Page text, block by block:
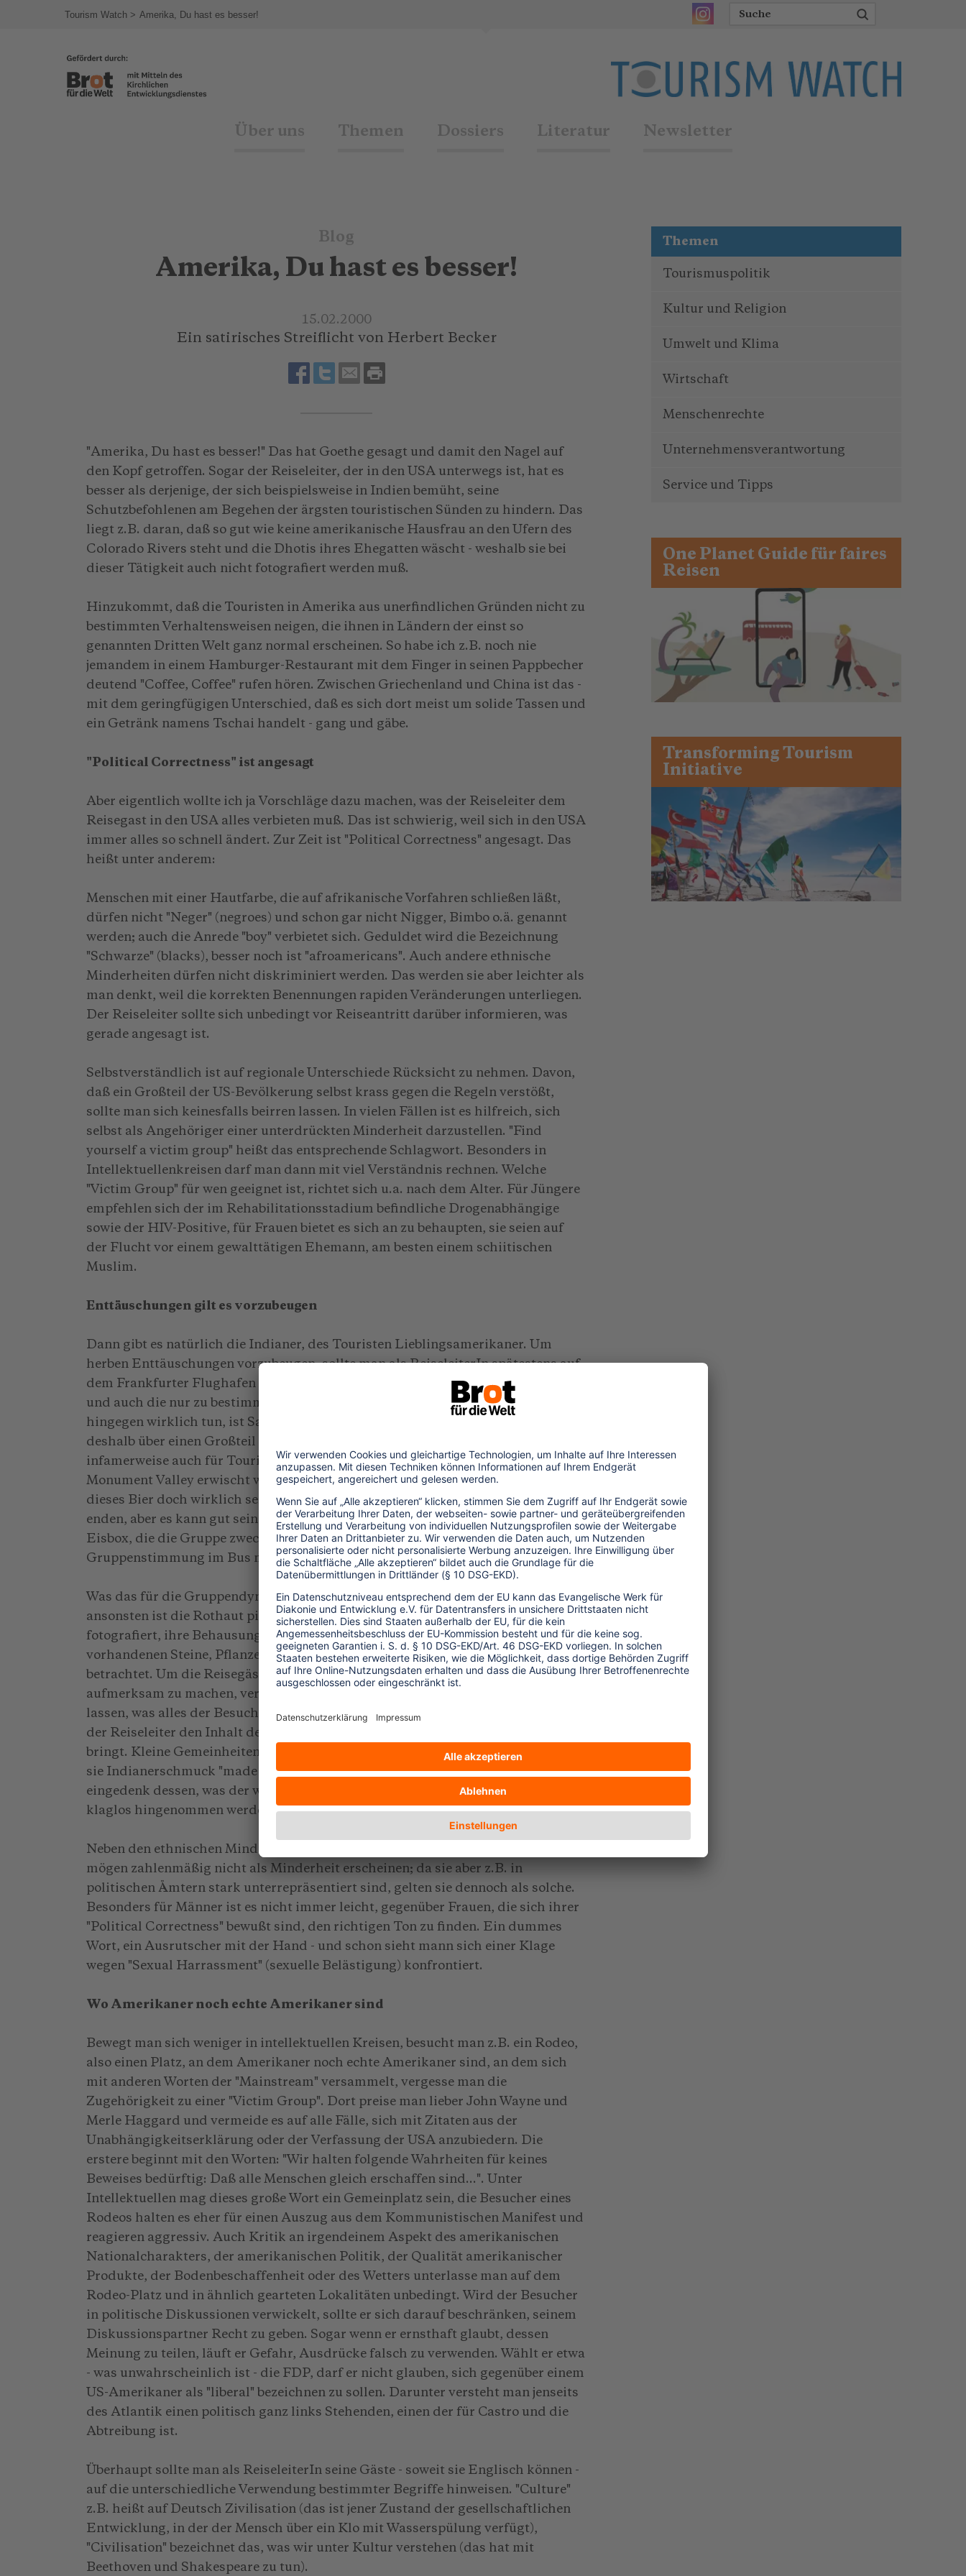
Tourism Watch Amerika, Du hast es besser!
Über uns Themen Dossiers Literatur Newsletter
Blog
Amerika, Du hast es besser!
15.02.2000
Ein satirisches Streiflicht von Herbert Becker
"Amerika, Du hast es besser!" Das hat Goethe gesagt und damit den Nagel auf
den Kopf getroffen. Sogar der Reiseleiter, der in den USA unterwegs ist, hat es
besser als derjenige, der sich beispielsweise in Indien bemüht, seine
Schutzbefohlenen am Begehen der ärgsten touristischen Sünden zu hindern. Das
liegt z.B. daran, daß so gut wie keine amerikanische Hausfrau an den Ufern des
Colorado Rivers steht und die Dhotis ihres Ehegatten wäscht - weshalb sie bei
dieser Tätigkeit auch nicht fotografiert werden muß.
Hinzukommt, daß die Touristen in Amerika aus unerfindlichen Gründen nicht zu
bestimmten Verhaltensweisen neigen, die ihnen in Ländern der einst so
genannten Dritten Welt ganz normal erscheinen. So habe ich z.B. noch nie
jemandem in einem Hamburger-Restaurant mit dem Finger in seinen Pappbecher
deutend "Coffee, Coffee" rufen hören. Zwischen Griechenland und China ist das -
mit dem geringfügigen Unterschied, daß es sich dort meist um solide Tassen und
ein Getränk namens Tschai handelt - gang und gäbe.
"Political Correctness" ist angesagt
Aber eigentlich wollte ich ja Vorschläge dazu machen, was der Reiseleiter dem
Reisegast in den USA alles verbieten muß. Das ist schwierig, weil sich in den USA
immer alles so schnell ändert. Zur Zeit ist "Political Correctness" angesagt. Das
heißt unter anderem:
Menschen mit einer Hautfarbe, die auf afrikanische Vorfahren schließen läßt,
dürfen nicht "Neger" (negroes) und schon gar nicht Nigger, Bimbo o.ä. genannt
werden; auch die Anrede "boy" verbietet sich. Geduldet wird die Bezeichnung
"Schwarze" (blacks), besser noch ist "afroamericans". Auch andere ethnische
Minderheiten dürfen nicht diskriminiert werden. Das werden sie aber leichter als
man denkt, weil die korrekten Benennungen rapiden Veränderungen unterliegen.
Der Reiseleiter sollte sich unbedingt vor Reiseantritt darüber informieren, was
gerade angesagt ist.
Selbstverständlich ist auf regionale Unterschiede Rücksicht zu nehmen. Davon,
daß ein Großteil der US-Bevölkerung selbst krass gegen die Regeln verstößt,
sollte man sich keinesfalls beirren lassen. In vielen Fällen ist es hilfreich, sich
selbst als Angehöriger einer unterdrückten Minderheit darzustellen. "Find
yourself a victim group" heißt das entsprechende Schlagwort. Besonders in
Intellektuellenkreisen darf man dann mit viel Verständnis rechnen. Welche
"Victim Group" für wen geeignet ist, richtet sich u.a. nach dem Alter. Für Jüngere
empfehlen sich der im Rehabilitationsstadium befindliche Drogenabhängige
sowie der HIV-Positive, für Frauen bietet es sich an zu behaupten, sie seien auf
der Flucht vor einem gewalttätigen Ehemann, am besten einem schiitischen
Muslim.
Enttäuschungen gilt es vorzubeugen
Dann gibt es natürlich die Indianer, des Touristen Lieblingsamerikaner. Um
herben Enttäuschungen vorzubeugen, sollte man als ReiseleiterIn spätestens auf
dem Frankfurter Flughafen darauf hinweisen, daß nur noch wenige von ihnen -
und auch die nur zu bestimmten Anlässen - Federschmuck tragen. Was sie
hingegen wirklich tun, ist Saufen. Das haben sie sogar schon selber gemerkt und
deshalb über einen Großteil der Reservate die Prohibition verhängt. Und die gilt
infamerweise auch für Touristen. Wenn einer mit einer Dose Budweiser im
Monument Valley erwischt wird, kann er sich nicht darauf hinausreden, daß
dieses Bier doch wirklich sehr schwach sei. Er wird zwar nicht am Marterpfahl
enden, aber es kann gut sein, daß ein Häuptling von der "Tribal Police" die ganze
Eisbox, die die Gruppe zwecks Aufrechterhaltung einer ertragbaren
Gruppenstimmung im Bus mitführt, in den roten Sand kippt.
Was das für die Gruppendynamik bedeutet, kann man sich vorstellen. Auch
ansonsten ist die Rothaut pingelig. Sie liebt es nicht, wenn man sie ungefragt
fotografiert, ihre Behausungen betritt, die in ihrem Reservat an sich üppig
vorhandenen Steine, Pflanzen, Tonscherben etc. als gottgegebene Souvenirs
betrachtet. Um die Reisegäste von vornherein auf diese Eigenwilligkeiten
aufmerksam zu machen, verteilt der Häuptling Blätter, auf denen er hat auflisten
lassen, was alles der Besucher nicht darf. Es hat sich als nützlich erwiesen, wenn
der Reiseleiter den Inhalt der Blätter seinen Gästen in groben Zügen zur Kenntnis
bringt. Kleine Gemeinheiten, die sich die Indianer heutzutage leisten - etwa daß
sie Indianerschmuck "made in Taiwan" verkaufen - sollten vom Reisegast
eingedenk dessen, was der weiße Mann dem rotem Bruder alles angetan hat,
klaglos hingenommen werden.
Neben den ethnischen Minderheiten gibt es viele weitere, z.B. die Frauen. Sie
mögen zahlenmäßig nicht als Minderheit erscheinen; da sie aber z.B. in
politischen Ämtern stark unterrepräsentiert sind, gelten sie dennoch als solche.
Besonders für Männer ist es nicht immer leicht, gegenüber Frauen, die sich ihrer
"Political Correctness" bewußt sind, den richtigen Ton zu finden. Ein dummes
Wort, ein Ausrutscher mit der Hand - und schon sieht mann sich einer Klage
wegen "Sexual Harrassment" (sexuelle Belästigung) konfrontiert.
Wo Amerikaner noch echte Amerikaner sind
Bewegt man sich weniger in intellektuellen Kreisen, besucht man z.B. ein Rodeo,
also einen Platz, an dem Amerikaner noch echte Amerikaner sind, an dem sich
mit anderen Worten der "Mainstream" versammelt, vergesse man die
Zugehörigkeit zu einer "Victim Group". Dort preise man lieber John Wayne und
Merle Haggard und vermeide es auf alle Fälle, sich mit Zitaten aus der
Unabhängigkeitserklärung oder der Verfassung der USA anzubiedern. Die
erstere beginnt mit den Worten: "Wir halten folgende Wahrheiten für keines
Beweises bedürftig: Daß alle Menschen gleich erschaffen sind...". Unter
Intellektuellen mag dieses große Wort ein Gemeinplatz sein, die Besucher eines
Rodeos halten es eher für einen Auszug aus dem Kommunistischen Manifest und
reagieren aggressiv. Auch Kritik an irgendeinem Aspekt des amerikanischen
Nationalcharakters, der amerikanischen Politik, der Qualität amerikanischer
Produkte, der Bodenbeschaffenheit oder des Wetters unterlasse man auf dem
Rodeo-Platz und in ähnlich gearteten Lokalitäten unbedingt. Wird der Besucher
in politische Diskussionen verwickelt, sollte er sich darauf beschränken, seinem
Diskussionspartner Recht zu geben. Sogar wenn er ernsthaft glaubt, dessen
Meinung zu teilen, läuft er Gefahr, Ausdrücke falsch zu verwenden. Wählt er etwa
- was unwahrscheinlich ist - die FDP, darf er nicht glauben, sich gegenüber einem
US-Amerikaner als "liberal" bezeichnen zu sollen. Darunter versteht man jenseits
des Atlantik einen politisch ganz links Stehenden, einen der für Castro und die
Abtreibung ist.
Überhaupt sollte man als ReiseleiterIn seine Gäste - soweit sie Englisch können -
auf die unterschiedliche Verwendung bestimmter Begriffe hinweisen. "Culture"
z.B. heißt auf Deutsch Zivilisation (das ist jener Zustand der gesellschaftlichen
Entwicklung, in der der Mensch über ein Klo mit Wasserspülung verfügt),
"Civilisation" bezeichnet das, was wir unter Kultur verstehen (das hat mit
Beethoven und Shakespeare zu tun).
Themen
Tourismuspolitik
Kultur und Religion
Umwelt und Klima
Wirtschaft
Menschenrechte
Unternehmensverantwortung
Service und Tipps
One Planet Guide für faires
Reisen
Transforming Tourism
Initiative